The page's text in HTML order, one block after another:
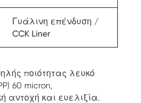
Γυάλινη επένδυση /
CCK Liner
ποιότητας λευκό
60 micron,
αντοχή και ευελιξία.